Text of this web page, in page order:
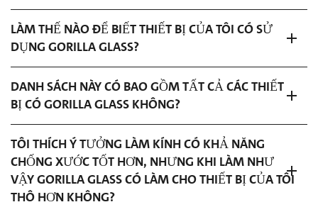
LÀM THẾ NÀO ĐỂ BIẾT THIẾT BỊ CỦA TÔI CÓ SỬ
DỤNG GORILLA GLASS?
DANH SÁCH NÀY CÓ BAO GỒM TẤT CẢ CÁC THIẾT
BỊ CÓ GORILLA GLASS KHÔNG?
TÔI THÍCH Ý TƯỞNG LÀM KÍNH CÓ KHẢ NĂNG
CHỐNG XƯỚC TỐT HƠN, NHƯNG KHI LÀM NHƯ
VẬY GORILLA GLASS CÓ LÀM CHO THIẾT BỊ CỦA TÔI
THÔ HƠN KHÔNG?